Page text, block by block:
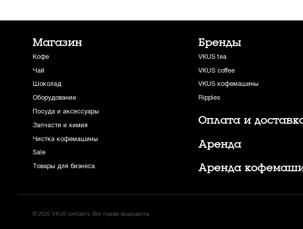
Магазин
Кофе
Чай
Шоколад
Оборудование
Посуда и аксессуары
Запчасти и химия
Чистка кофемашины
Sale
Товары для бизнеса
Бренды
VKUS tea
VKUS coffee
VKUS кофемашины
Ripples
Оплата и
Аренда
Аренда
© 2026 VKUS company. Все права защищены.